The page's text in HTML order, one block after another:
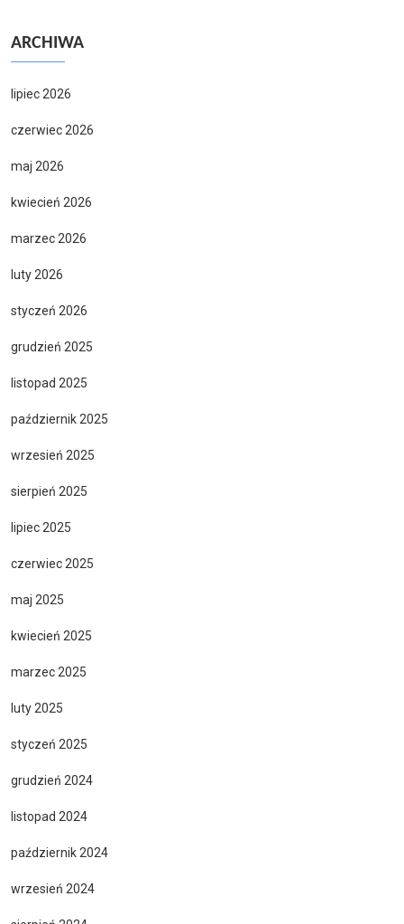
ARCHIWA
lipiec 2026
czerwiec 2026
maj 2026
kwiecień 2026
marzec 2026
luty 2026
styczeń 2026
grudzień 2025
listopad 2025
październik 2025
wrzesień 2025
sierpień 2025
lipiec 2025
czerwiec 2025
maj 2025
kwiecień 2025
marzec 2025
luty 2025
styczeń 2025
grudzień 2024
listopad 2024
październik 2024
wrzesień 2024